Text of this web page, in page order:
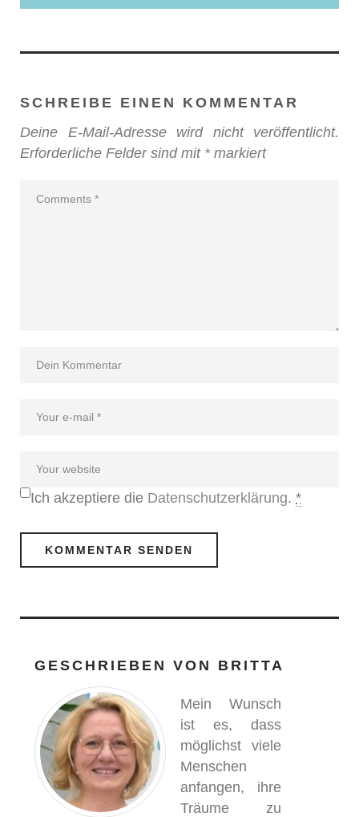
SCHREIBE EINEN KOMMENTAR
Deine E-Mail-Adresse wird nicht veröffentlicht.
Erforderliche Felder sind mit *markiert
Ich akzeptiere die Datenschutzerklärung. *
GESCHRIEBEN VON BRITTA
Mein Wunsch
ist es, dass
möglichst viele
Menschen
anfangen, ihre
Träume zu